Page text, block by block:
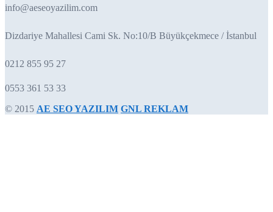
info@aeseoyazilim.com
Dizdariye Mahallesi Cami Sk. No:10/B Büyükçekmece / İstanbul
0212 855 95 27
0553 361 53 33
© 2015 AE SEO YAZILIM GNL REKLAM